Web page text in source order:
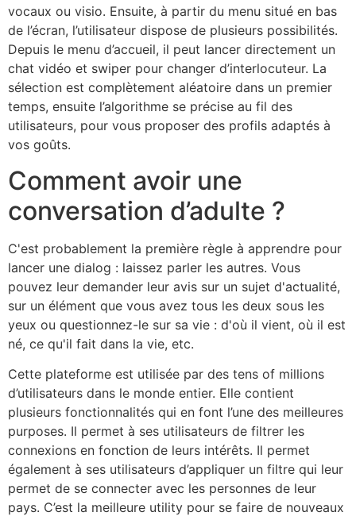
vocaux ou visio. Ensuite, à partir du menu situé en bas
de l’écran, l’utilisateur dispose de plusieurs possibilités.
Depuis le menu d’accueil, il peut lancer directement un
chat vidéo et swiper pour changer d’interlocuteur. La
sélection est complètement aléatoire dans un premier
temps, ensuite l’algorithme se précise au fil des
utilisateurs, pour vous proposer des profils adaptés à
vos goûts.
Comment avoir une
conversation d’adulte ?
C'est probablement la première règle à apprendre pour
lancer une dialog : laissez parler les autres. Vous
pouvez leur demander leur avis sur un sujet d'actualité,
sur un élément que vous avez tous les deux sous les
yeux ou questionnez-le sur sa vie : d'où il vient, où il est
né, ce qu'il fait dans la vie, etc.
Cette plateforme est utilisée par des tens of millions
d’utilisateurs dans le monde entier. Elle contient
plusieurs fonctionnalités qui en font l’une des meilleures
purposes. Il permet à ses utilisateurs de filtrer les
connexions en fonction de leurs intérêts. Il permet
également à ses utilisateurs d’appliquer un filtre qui leur
permet de se connecter avec les personnes de leur
pays. C’est la meilleure utility pour se faire de nouveaux